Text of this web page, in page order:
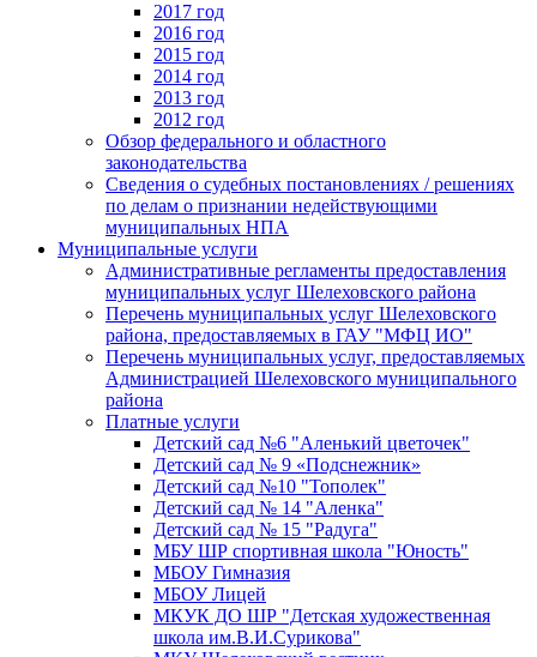
2017 год
2016 год
2015 год
2014 год
2013 год
2012 год
Обзор федерального и областного
законодательства
Сведения о судебных постановлениях / решениях
по делам о признании недействующими
муниципальных НПА
Муниципальные услуги
Административные регламенты предоставления
муниципальных услуг Шелеховского района
Перечень муниципальных услуг Шелеховского
района, предоставляемых в ГАУ "МФЦ ИО"
Перечень муниципальных услуг, предоставляемых
Администрацией Шелеховского муниципального
района
Платные услуги
Детский сад №6 "Аленький цветочек"
Детский сад № 9 «Подснежник»
Детский сад №10 "Тополек"
Детский сад № 14 "Аленка"
Детский сад № 15 "Радуга"
МБУ ШР спортивная школа "Юность"
МБОУ Гимназия
МБОУ Лицей
МКУК ДО ШР "Детская художественная
школа им.В.И.Сурикова"